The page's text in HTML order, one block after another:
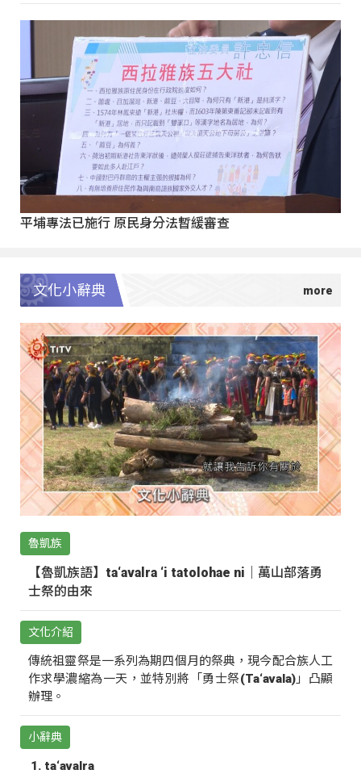
平埔專法已施行 原民身分法暫緩審查
文化小辭典
魯凱族
【魯凱族語】ta‘avalra ‘i tatolohae ni｜萬山部落勇
士祭的由來
文化介紹
傳統祖靈祭是一系列為期四個月的祭典，現今配合族人工
作求學濃縮為一天，並特別將「勇士祭(Ta‘avala)」凸顯
辦理。
小辭典
ta‘avalra